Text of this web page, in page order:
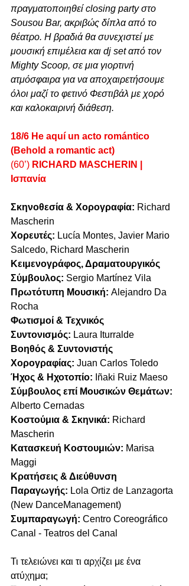
πραγματοποιηθεί closing party στο
Sousou Bar, ακριβώς δίπλα από το
θέατρο. Η βραδιά θα συνεχιστεί με
μουσική επιμέλεια και dj set από τον
Mighty Scoop, σε μια γιορτινή
ατμόσφαιρα για να αποχαιρετήσουμε
όλοι μαζί το φετινό Φεστιβάλ με χορό
και καλοκαιρινή διάθεση.
18/6 He aquí un acto romántico
(Behold a romantic act)
(60’) RICHARD MASCHERIN |
Ισπανία
Σκηνοθεσία & Χορογραφία: Richard
Mascherin
Χορευτές: Lucía Montes, Javier Mario
Salcedo, Richard Mascherin
Κειμενογράφος, Δραματουργικός
Σύμβουλος: Sergio Martínez Vila
Πρωτότυπη Μουσική: Alejandro Da
Rocha
Φωτισμοί & Τεχνικός
Συντονισμός: Laura Iturralde
Βοηθός & Συντονιστής
Χορογραφίας: Juan Carlos Toledo
Ήχος & Ηχοτοπίο: Iñaki Ruiz Maeso
Σύμβουλος επί Μουσικών Θεμάτων:
Alberto Cernadas
Κοστούμια & Σκηνικά: Richard
Mascherin
Κατασκευή Κοστουμιών: Marisa
Maggi
Κρατήσεις & Διεύθυνση
Παραγωγής: Lola Ortiz de Lanzagorta
(New DanceManagement)
Συμπαραγωγή: Centro Coreográfico
Canal - Teatros del Canal
Τι τελειώνει και τι αρχίζει με ένα
ατύχημα;